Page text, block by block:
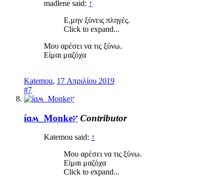
madlene said: ↑
Ε,μην ξύνεις πληγές.
Click to expand...
Μου αρέσει να τις ξύνω.
Είμαι μαζόχα
Katemou, 17 Απριλίου 2019
#7
íɑʍ_Monkeץ Contributor
Katemou said: ↑
Μου αρέσει να τις ξύνω.
Είμαι μαζόχα
Click to expand...